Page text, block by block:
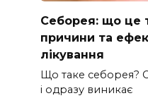
Себорея: що це
причини та
лікування
Що таке себорея?
і одразу виникає